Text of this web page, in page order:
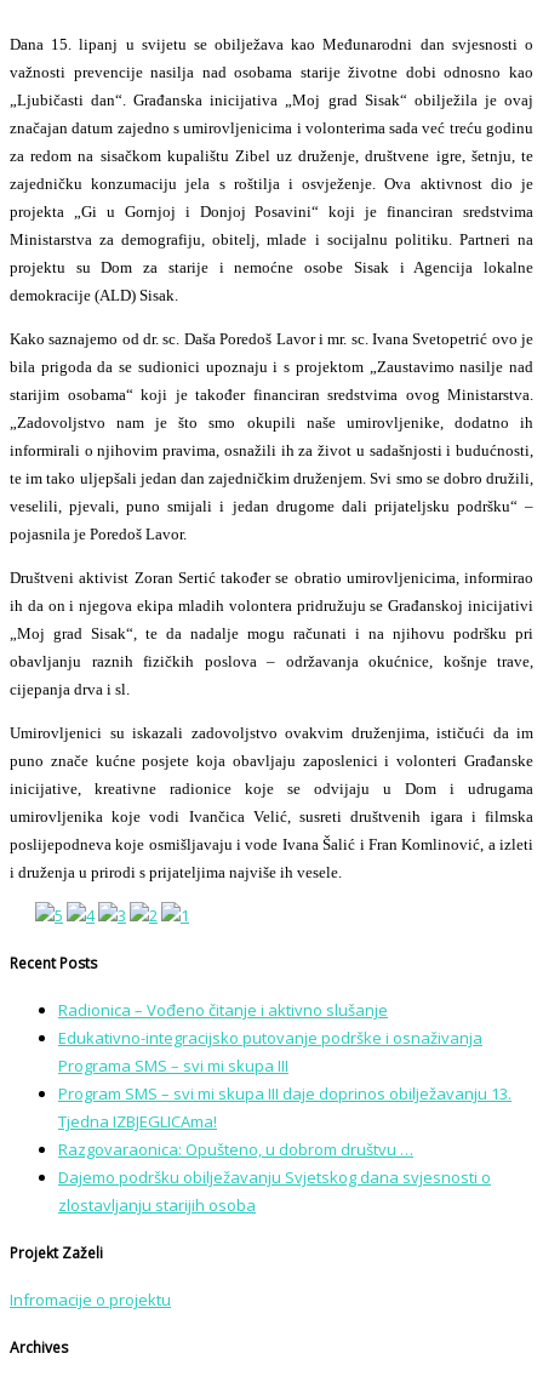
Dana 15. lipanj u svijetu se obilježava kao Međunarodni dan svjesnosti o
važnosti prevencije nasilja nad osobama starije životne dobi odnosno kao
„Ljubičasti dan“. Građanska inicijativa „Moj grad Sisak“ obilježila je ovaj
značajan datum zajedno s umirovljenicima i volonterima sada već treću godinu
za redom na sisačkom kupalištu Zibel uz druženje, društvene igre, šetnju, te
zajedničku konzumaciju jela s roštilja i osvježenje. Ova aktivnost dio je
projekta „Gi u Gornjoj i Donjoj Posavini“ koji je financiran sredstvima
Ministarstva za demografiju, obitelj, mlade i socijalnu politiku. Partneri na
projektu su Dom za starije i nemoćne osobe Sisak i Agencija lokalne
demokracije (ALD) Sisak.
Kako saznajemo od dr. sc. Daša Poredoš Lavor i mr. sc. Ivana Svetopetrić ovo je
bila prigoda da se sudionici upoznaju i s projektom „Zaustavimo nasilje nad
starijim osobama“ koji je također financiran sredstvima ovog Ministarstva.
„Zadovoljstvo nam je što smo okupili naše umirovljenike, dodatno ih
informirali o njihovim pravima, osnažili ih za život u sadašnjosti i budućnosti,
te im tako uljepšali jedan dan zajedničkim druženjem. Svi smo se dobro družili,
veselili, pjevali, puno smijali i jedan drugome dali prijateljsku podršku“ –
pojasnila je Poredoš Lavor.
Društveni aktivist Zoran Sertić također se obratio umirovljenicima, informirao
ih da on i njegova ekipa mladih volontera pridružuju se Građanskoj inicijativi
„Moj grad Sisak“, te da nadalje mogu računati i na njihovu podršku pri
obavljanju raznih fizičkih poslova – održavanja okućnice, košnje trave,
cijepanja drva i sl.
Umirovljenici su iskazali zadovoljstvo ovakvim druženjima, ističući da im
puno znače kućne posjete koja obavljaju zaposlenici i volonteri Građanske
inicijative, kreativne radionice koje se odvijaju u Dom i udrugama
umirovljenika koje vodi Ivančica Velić, susreti društvenih igara i filmska
poslijepodneva koje osmišljavaju i vode Ivana Šalić i Fran Komlinović, a izleti
i druženja u prirodi s prijateljima najviše ih vesele.
Recent Posts
Radionica – Vođeno čitanje i aktivno slušanje
Edukativno-integracijsko putovanje podrške i osnaživanja
Programa SMS – svi mi skupa III
Program SMS – svi mi skupa III daje doprinos obilježavanju 13.
Tjedna IZBJEGLICAma!
Razgovaraonica: Opušteno, u dobrom društvu …
Dajemo podršku obilježavanju Svjetskog dana svjesnosti o
zlostavljanju starijih osoba
Projekt Zaželi
Infromacije o projektu
Archives